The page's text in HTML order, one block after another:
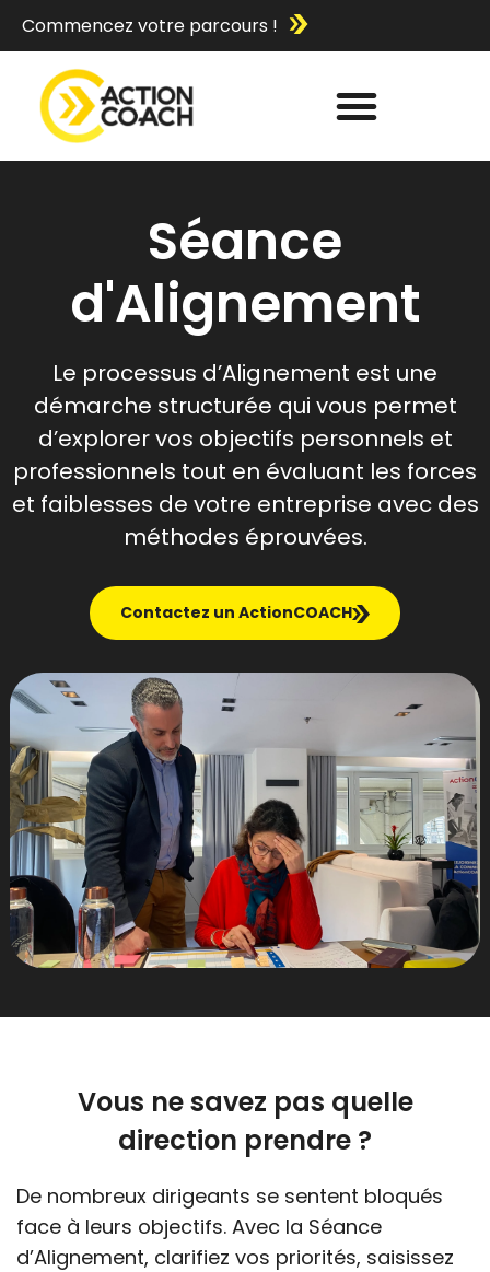
Commencez votre parcours !
Séance
d'Alignement
Le processus d’Alignement est une
démarche structurée qui vous permet
d’explorer vos objectifs personnels et
professionnels tout en évaluant les forces
et faiblesses de votre entreprise avec des
méthodes éprouvées.
Contactez un ActionCOACH
Vous ne savez pas quelle
direction prendre ?
De nombreux dirigeants se sentent bloqués
face à leurs objectifs. Avec la Séance
d’Alignement, clarifiez vos priorités, saisissez